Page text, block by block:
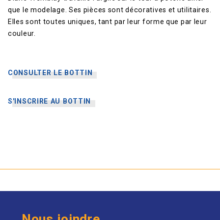
que le modelage. Ses pièces sont décoratives et utilitaires.
Elles sont toutes uniques, tant par leur forme que par leur
couleur.
CONSULTER LE BOTTIN
S'INSCRIRE AU BOTTIN